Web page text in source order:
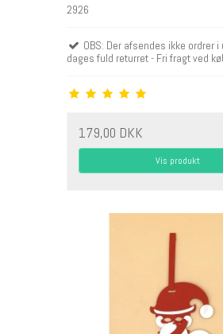
2926
OBS: Der afsendes ikke ordrer i
dages fuld returret - Fri fragt ved
179,00 DKK
Vis produkt